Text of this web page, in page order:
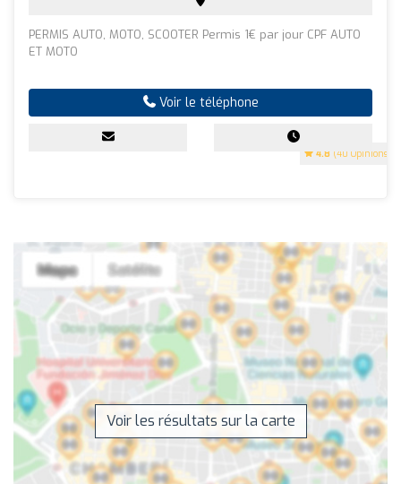
4.8 (40 Opinions)
PERMIS AUTO, MOTO, SCOOTER Permis 1€ par jour CPF AUTO
ET MOTO
Voir le téléphone
Voir les résultats sur la carte